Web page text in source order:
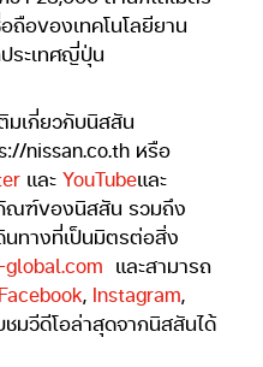
ถือของเทคโนโลยียาน
ระเทศญี่ปุ่น
มเกี่ยวกับนิสสัน
nissan.co.th หรือ
และ YouTubeและ
ณฑ์ของนิสสัน รวมถึง
นทางที่เป็นมิตรต่อสิ่ง
และสามารถ
Facebook, Instagram,
มวีดีโอล่าสุดจากนิสสันได้